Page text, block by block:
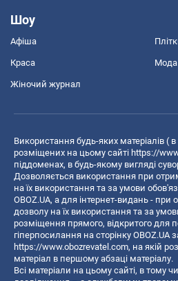
Шоу
Афіша
Краса Мода
Жіночий журнал
Використання будь-яких матеріалів (
розміщених на цьому сайті https://
піддоменах, в будь-якому вигляді
Дозволяється використання при
на їх використання та за умови
OBOZ.UA, а для інтернет-видань - при
дозволу на їх використання та за
розміщення прямого, відкритого для
гіперпосилання на сторінку OBOZ.UA
https://www.obozrevatel.com, на якій
матеріал в першому абзаці матеріалу.
Всі матеріали на цьому сайті, в тому